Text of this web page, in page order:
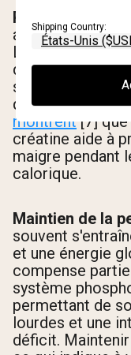
Préservation
augmente le
La créatine aide
des niveaux
soutient les
qui protègent le
montrent[7] que
créatine aide à
maigre pendant
calorique.
Maintien de la
souvent
et une énergie
compense
système
permettant de
lourdes et une
déficit.
Shipping Country: